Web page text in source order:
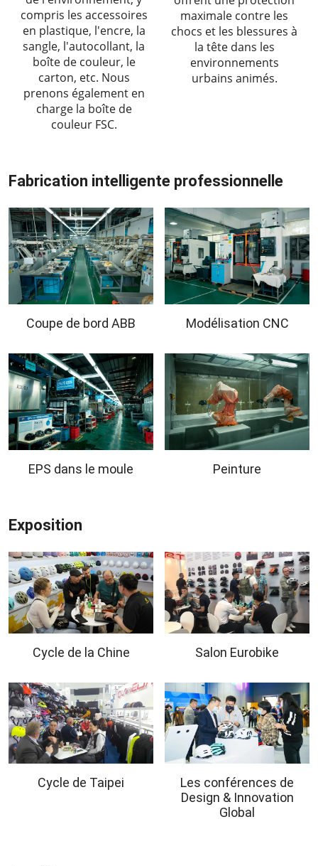
compris les accessoires
en plastique, l'encre, la
sangle, l'autocollant, la
boîte de couleur, le
carton, etc. Nous
prenons également en
charge la boîte de
couleur FSC.
maximale contre les
chocs et les blessures à
la tête dans les
environnements
urbains animés.
Fabrication intelligente professionnelle
Coupe de bord ABB Modélisation CNC
EPS dans le moule Peinture
Exposition
Cycle de la Chine Salon Eurobike
Cycle de Taipei
Les conférences de
Design & Innovation
Global